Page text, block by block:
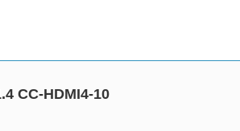
CC-HDMI4-10